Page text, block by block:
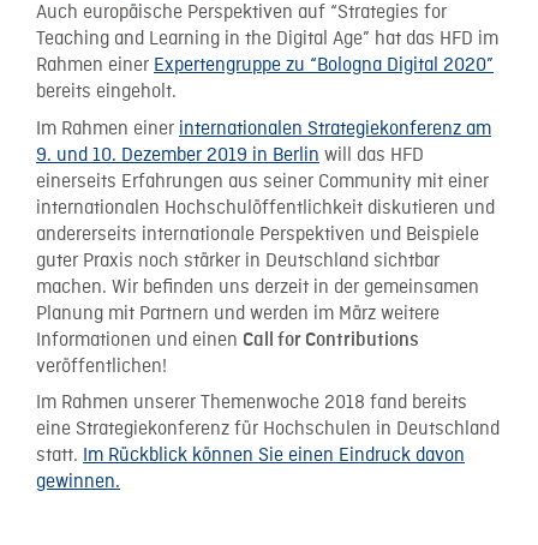
Auch europäische Perspektiven auf “Strategies for
Teaching and Learning in the Digital Age” hat das HFD im
Rahmen einer Expertengruppe zu “Bologna Digital 2020”
bereits eingeholt.
Im Rahmen einer internationalen Strategiekonferenz am
9. und 10. Dezember 2019 in Berlin will das HFD
einerseits Erfahrungen aus seiner Community mit einer
internationalen Hochschulöffentlichkeit diskutieren und
andererseits internationale Perspektiven und Beispiele
guter Praxis noch stärker in Deutschland sichtbar
machen. Wir befinden uns derzeit in der gemeinsamen
Planung mit Partnern und werden im März weitere
Informationen und einen Call for Contributions
veröffentlichen!
Im Rahmen unserer Themenwoche 2018 fand bereits
eine Strategiekonferenz für Hochschulen in Deutschland
statt. Im Rückblick können Sie einen Eindruck davon
gewinnen.